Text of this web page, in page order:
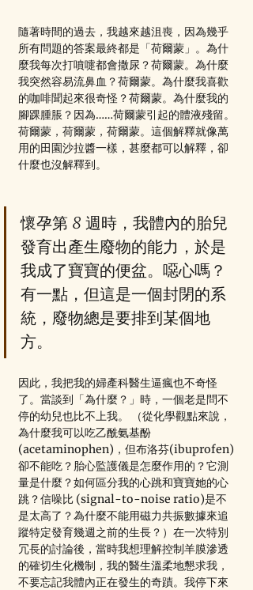
隨著時間的過去，我越來越沮喪，因為幾乎
所有問題的答案最終都是「荷爾蒙」。為什
麼我每次打噴嚏都會撒尿？荷爾蒙。為什麼
我突然容易流鼻血？荷爾蒙。為什麼我喜歡
的咖啡聞起來很奇怪？荷爾蒙。為什麼我的
腳踝腫脹？因為……荷爾蒙引起的體液殘留。
荷爾蒙，荷爾蒙，荷爾蒙。這個解釋就像萬
用的田園沙拉醬一樣，甚麼都可以解釋，卻
什麼也沒解釋到。
懷孕第 8 週時，我體內的胎兒
發育出產生廢物的能力，於是
我成了寶寶的便盆。噁心嗎？
有一點，但這是一個封閉的系
統，廢物總是要排到某個地
方。
因此，我把我的婦產科醫生逼瘋也不奇怪
了。當談到「為什麼？」時，一個老是問不
停的幼兒也比不上我。 （從化學觀點來說，
為什麼我可以吃乙酰氨基酚
(acetaminophen)，但布洛芬(ibuprofen)
卻不能吃？胎心監護儀是怎麼作用的？它測
量是什麼？如何區分我的心跳和寶寶她的心
跳？信噪比 (signal-to-noise ratio)是不
是太高了？為什麼不能用磁力共振數據來追
蹤特定發育幾週之前的生長？）在一次特別
冗長的討論後，當時我想理解控制羊膜滲透
的確切生化機制，我的醫生溫柔地懇求我，
不要忘記我體內正在發生的奇蹟。我停下來